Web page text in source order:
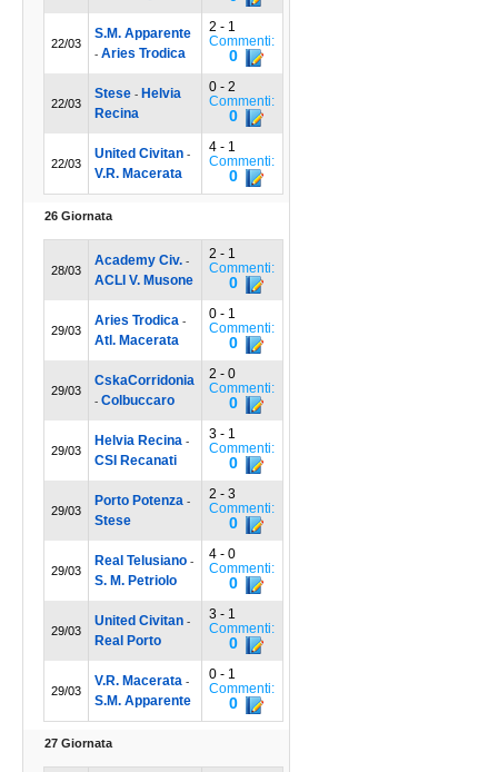
22/03
S.M. Apparente
- Aries Trodica
2 - 1
Commenti:
0
22/03
Stese- Helvia
Recina
0 - 2
Commenti:
0
22/03
United Civitan-
V.R. Macerata
4 - 1
Commenti:
0
26 Giornata
28/03
Academy Civ.-
ACLI V. Musone
2 - 1
Commenti:
0
29/03
Aries Trodica-
Atl. Macerata
0 - 1
Commenti:
0
29/03
CskaCorridonia
- Colbuccaro
2 - 0
Commenti:
0
29/03
Helvia Recina-
CSI Recanati
3 - 1
Commenti:
0
29/03
Porto Potenza-
Stese
2 - 3
Commenti:
0
29/03
Real Telusiano-
S. M. Petriolo
4 - 0
Commenti:
0
29/03
United Civitan-
Real Porto
3 - 1
Commenti:
0
29/03
V.R. Macerata-
S.M. Apparente
0 - 1
Commenti:
0
27 Giornata